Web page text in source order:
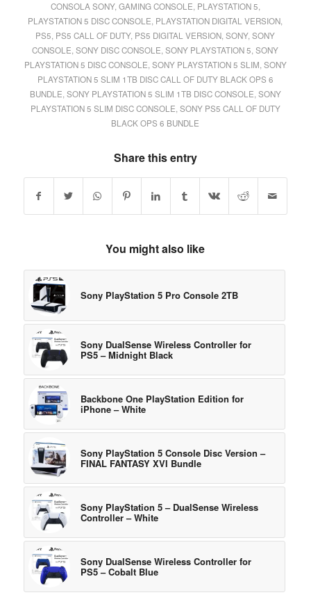
CONSOLA SONY, GAMING CONSOLE PLAYSTATION 5
PLAYSTATION 5 DISC CONSOLE PLAYSTATION DIGITAL VERSION
PS5 PS5 CALL OF DUTY, PS5 DIGITAL VERSION ,SONY,SONY
CONSOLE ,SONY DISC CONSOLE ,SONY PLAYSTATION 5 ,SONY
PLAYSTATION 5 DISC CONSOLE SONY PLAYSTATION 5 SLIM SONY
PLAYSTATION 5 SLIM 1TB DISC CALL OF DUTY BLACK OPS 6
BUNDLE SONY PLAYSTATION 5 SLIM 1TB DISC CONSOLE SONY
PLAYSTATION 5 SLIM DISC CONSOLE SONY PS5 CALL OF DUTY
BLACK OPS 6 BUNDLE
Share this entry
You might also like
Sony PlayStation 5 Pro Console 2TB
Sony DualSense Wireless Controller for
PS5 – Midnight Black
Backbone One PlayStation Edition for
iPhone – White
Sony PlayStation 5 Console Disc Version –
FINAL FANTASY XVI Bundle
Sony PlayStation 5 – DualSense Wireless
Controller – White
Sony DualSense Wireless Controller for
PS5 – Cobalt Blue